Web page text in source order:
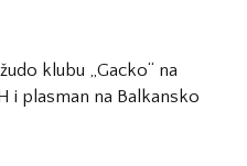
klubu „Gacko“ na
i plasman na Balkansko